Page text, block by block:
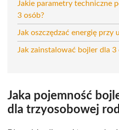
Jakie parametry techniczne
3 osób?
Jak oszczędzać energię przy
Jak zainstalować bojler dla 3
Jaka pojemność
dla trzyosobowej